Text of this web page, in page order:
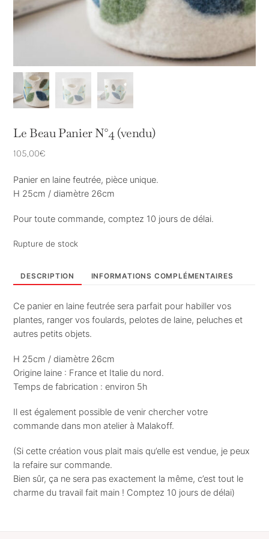
Le Beau Panier N°4 (vendu)
105,00€
Panier en laine feutrée, pièce unique.
H 25cm / diamètre 26cm
Pour toute commande, comptez 10 jours de délai.
Rupture de stock
DESCRIPTION INFORMATIONS COMPLÉMENTAIRES
Ce panier en laine feutrée sera parfait pour habiller vos
plantes, ranger vos foulards, pelotes de laine, peluches et
autres petits objets.
H 25cm / diamètre 26cm
Origine laine : France et Italie du nord.
Temps de fabrication : environ 5h
Il est également possible de venir chercher votre
commande dans mon atelier à Malakoff.
(Si cette création vous plait mais qu’elle est vendue, je peux
la refaire sur commande.
Bien sûr, ça ne sera pas exactement la même, c’est tout le
charme du travail fait main ! Comptez 10 jours de délai)